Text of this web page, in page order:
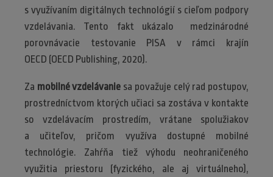
s využívaním digitálnych technológií s cieľom podpory
vzdelávania. Tento fakt ukázalo medzinárodné
porovnávacie testovanie PISA v rámci krajín
OECD (OECD Publishing, 2020).
Za mobilné vzdelávanie sa považuje celý rad postupov,
prostredníctvom ktorých učiaci sa zostáva v kontakte
so vzdelávacím prostredím, vrátane spolužiakov
a učiteľov, pričom využíva dostupné mobilné
technológie. Zahŕňa tiež výhodu neohraničeného
využitia priestoru (fyzického, ale aj virtuálneho),